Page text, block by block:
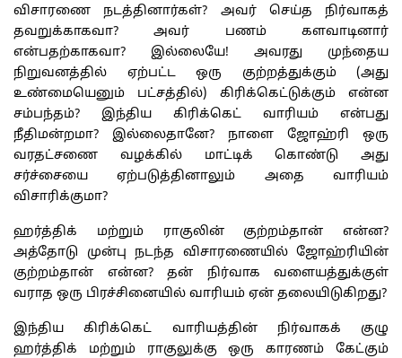
விசாரணை நடத்தினார்கள்? அவர் செய்த நிர்வாகத்
தவறுக்காகவா? அவர் பணம் களவாடினார்
என்பதற்காகவா? இல்லையே! அவரது முந்தைய
நிறுவனத்தில் ஏற்பட்ட ஒரு குற்றத்துக்கும் (அது
உண்மையெனும் பட்சத்தில்) கிரிக்கெட்டுக்கும் என்ன
சம்பந்தம்? இந்திய கிரிக்கெட் வாரியம் என்பது
நீதிமன்றமா? இல்லைதானே? நாளை ஜோஹ்ரி ஒரு
வரதட்சணை வழக்கில் மாட்டிக் கொண்டு அது
சர்ச்சையை ஏற்படுத்தினாலும் அதை வாரியம்
விசாரிக்குமா?
ஹர்த்திக் மற்றும் ராகுலின் குற்றம்தான் என்ன?
அத்தோடு முன்பு நடந்த விசாரணையில் ஜோஹ்ரியின்
குற்றம்தான் என்ன? தன் நிர்வாக வளையத்துக்குள்
வராத ஒரு பிரச்சினையில் வாரியம் ஏன் தலையிடுகிறது?
இந்திய கிரிக்கெட் வாரியத்தின் நிர்வாகக் குழு
ஹர்த்திக் மற்றும் ராகுலுக்கு ஒரு காரணம் கேட்கும்